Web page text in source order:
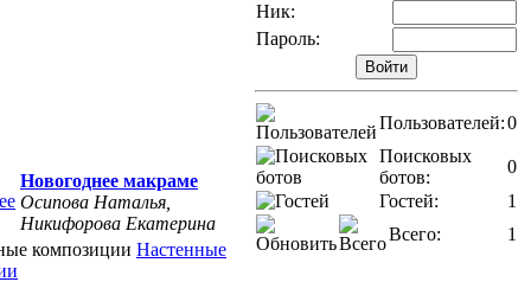
Новогоднее макраме
Осипова Наталья,
Никифорова Екатерина
Настенные
Ник:
Пароль:
Пользователей:0
Поисковых
ботов:
0
Гостей:
1
Всего:
1